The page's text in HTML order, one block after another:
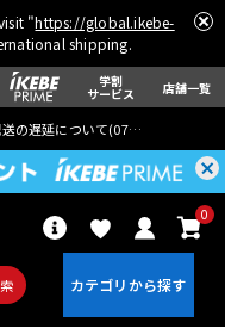
"https://global.ikebe-
shipping.
学割
サービス 店舗一覧
の遅延について(07月29日
0